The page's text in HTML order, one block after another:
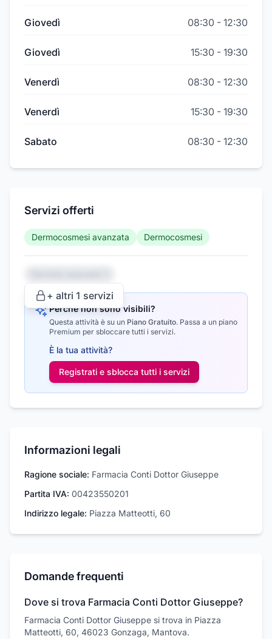
Giovedì 08:30 - 12:30
Giovedì 15:30 - 19:30
Venerdì 08:30 - 12:30
Venerdì 15:30 - 19:30
Sabato 08:30 - 12:30
Servizi offerti
Dermocosmesi avanzata Dermocosmesi
+ altri 1 servizi
Perché non sono visibili?
Questa attività è su un Piano Gratuito. Passa a un piano
Premium per sbloccare tutti i servizi.
È la tua attività?
Registrati e sblocca tutti i servizi
Informazioni legali
Ragione sociale: Farmacia Conti Dottor Giuseppe
Partita IVA: 00423550201
Indirizzo legale: Piazza Matteotti, 60
Domande frequenti
Dove si trova Farmacia Conti Dottor Giuseppe?
Farmacia Conti Dottor Giuseppe si trova in Piazza
Matteotti, 60, 46023 Gonzaga, Mantova.